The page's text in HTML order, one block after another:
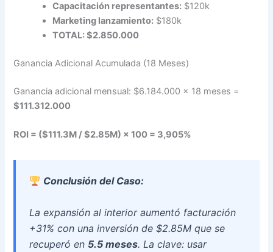
Capacitación representantes: $120k
Marketing lanzamiento: $180k
TOTAL: $2.850.000
Ganancia Adicional Acumulada (18 Meses)
Ganancia adicional mensual: $6.184.000 × 18 meses =
$111.312.000
ROI = ($111.3M / $2.85M) × 100 = 3,905%
Conclusión del Caso:
La expansión al interior aumentó facturación
+31% con una inversión de $2.85M que se
recuperó en5.5 meses. La clave: usar